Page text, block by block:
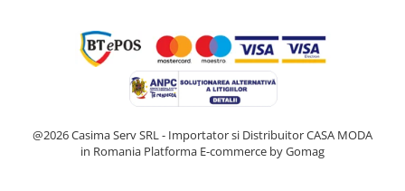
@2026 Casima Serv SRL - Importator si Distribuitor CASA MODA
in Romania Platforma E-commerce by Gomag